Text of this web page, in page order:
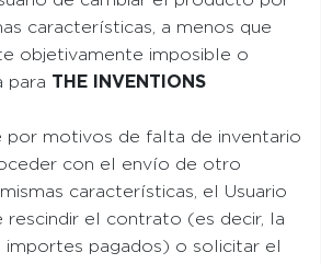
características, a menos que
objetivamente imposible o
para THE INVENTIONS
por motivos de falta de inventario
con el envío de otro
características, el Usuario
rescindir el contrato (es decir, la
pagados) o solicitar el